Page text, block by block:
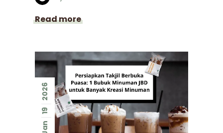
Read more
Jan
19
2026